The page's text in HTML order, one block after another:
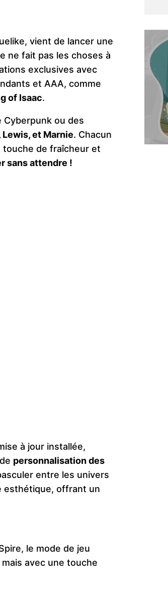
vient de lancer une
ne fait pas les choses à
exclusives avec
et AAA, comme
of Isaac.
Cyberpunk ou des
Lewis, et Marnie. Chacun
touche de fraîcheur et
sans attendre !
à jour installée,
personnalisation des
entre les univers
esthétique, offrant un
le mode de jeu
avec une touche